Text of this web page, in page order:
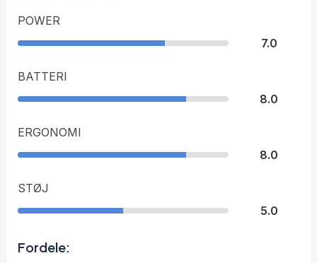
POWER
7.0
BATTERI
8.0
ERGONOMI
8.0
STØJ
5.0
Fordele: